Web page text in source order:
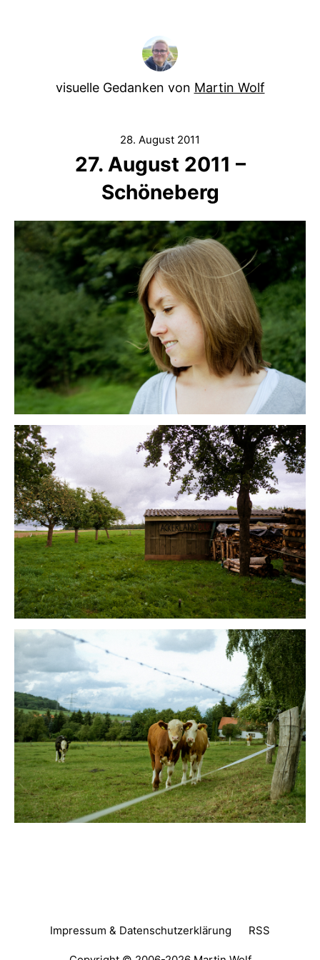
visuelle Gedanken von Martin Wolf
28. August 2011
27. August 2011 –
Schöneberg
Impressum & Datenschutzerklärung RSS